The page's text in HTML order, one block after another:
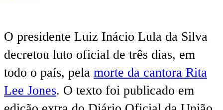
O presidente Luiz Inácio Lula da Silva
decretou luto oficial de três dias, em
todo o país, pela morte da cantora Rita
Lee Jones. O texto foi publicado em